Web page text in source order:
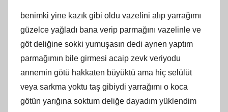
benimki yine kazık gibi oldu vazelini alıp yarrağımı
güzelce yağladı bana verip parmağını vazelinle ve
göt deliğine sokki yumuşasın dedi aynen yaptım
parmağımın bile girmesi acaip zevk veriyodu
annemin götü hakkaten büyüktü ama hiç selülüt
veya sarkma yoktu taş gibiydi yarrağımı o koca
götün yarığına soktum deliğe dayadım yüklendim